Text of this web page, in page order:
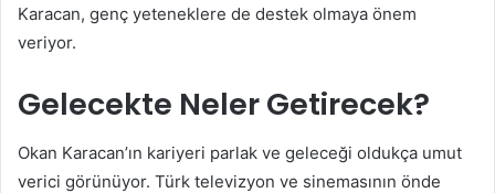
Karacan, genç yeteneklere de destek olmaya önem
veriyor.
Gelecekte Neler Getirecek?
Okan Karacan’ın kariyeri parlak ve geleceği oldukça umut
verici görünüyor. Türk televizyon ve sinemasının önde